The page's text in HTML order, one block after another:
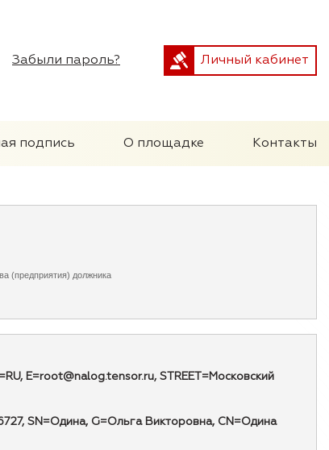
Забыли пароль? Личный кабинет
подпись О площадке Контакты
(предприятия) должника
E=root@nalog.tensor.ru, STREET=Московский
SN=Одина, G=Ольга Викторовна, CN=Одина